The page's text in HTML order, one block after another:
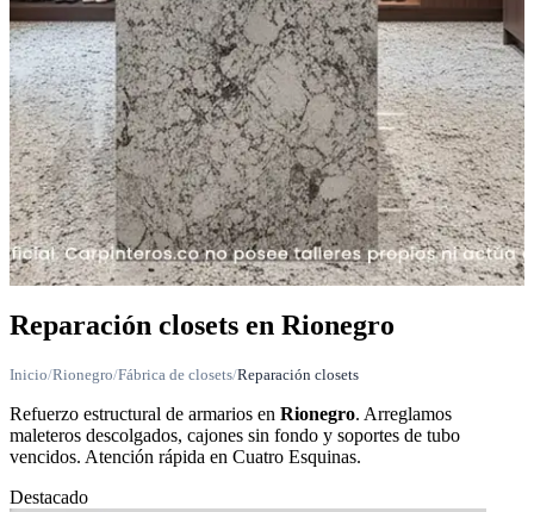
Reparación closets en Rionegro
Inicio/Rionegro/Fábrica de closets/Reparación closets
Refuerzo estructural de armarios en Rionegro. Arreglamos
maleteros descolgados, cajones sin fondo y soportes de tubo
vencidos. Atención rápida en Cuatro Esquinas.
Destacado